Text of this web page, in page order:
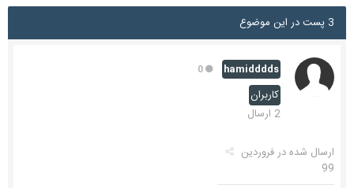
3 پست در این موضوع
hamidddds
کاربران
2 ارسال
ارسال شده درفروردین
99